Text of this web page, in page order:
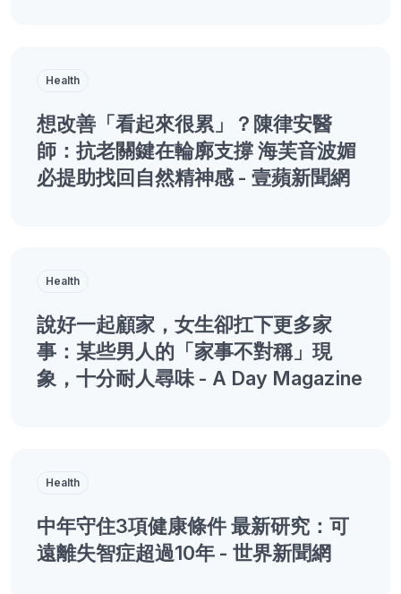
Health
想改善「看起來很累」？陳律安醫
師：抗老關鍵在輪廓支撐 海芙音波媚
必提助找回自然精神感 - 壹蘋新聞網
Health
說好一起顧家，女生卻扛下更多家
事：某些男人的「家事不對稱」現
象，十分耐人尋味 - A Day Magazine
Health
中年守住3項健康條件 最新研究：可
遠離失智症超過10年 - 世界新聞網